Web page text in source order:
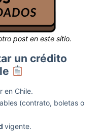
post en este sítio.
un crédito
en Chile.
(contrato, boletas o
vigente.